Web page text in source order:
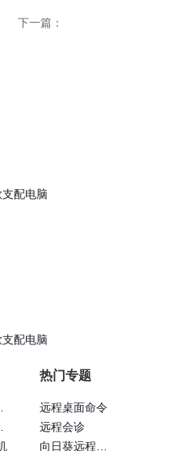
下一篇：
配电脑
配电脑
手机
法
热门专题
远程桌面命令
远程会诊
向日葵远程控制使用